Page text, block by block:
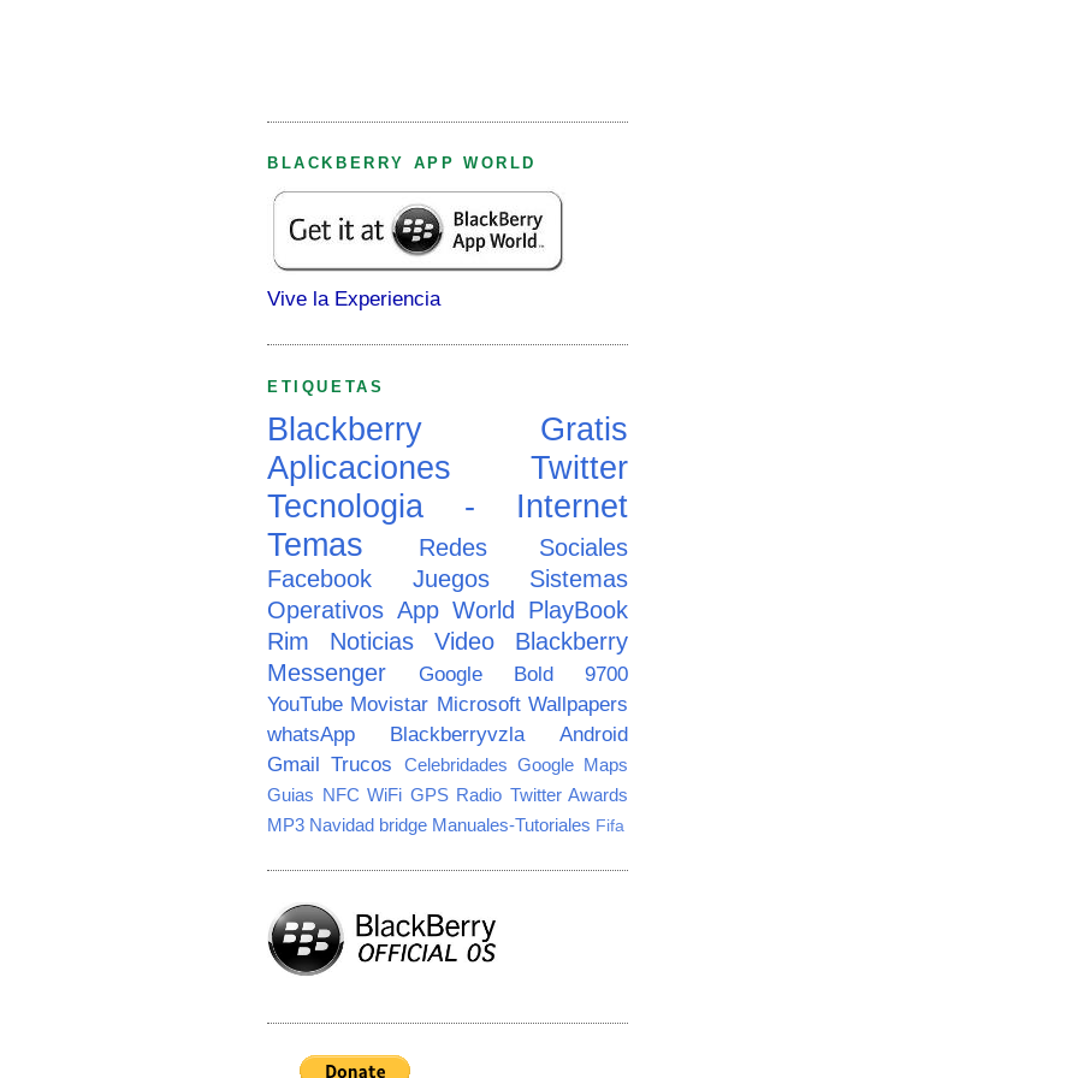
BLACKBERRY APP WORLD
Vive la Experiencia
ETIQUETAS
Blackberry
Gratis
Aplicaciones
Twitter
Tecnologia - Internet
Temas
Redes Sociales
Facebook
Juegos
Sistemas
Operativos App World PlayBook
Rim
Noticias Video
Blackberry
Messenger
Google
Bold 9700
YouTube Movistar Microsoft Wallpapers
whatsApp
Blackberryvzla
Android
Gmail Trucos Celebridades Google Maps
Guias NFC WiFi GPS Radio Twitter Awards
MP3 Navidad bridge Manuales-Tutoriales Fifa